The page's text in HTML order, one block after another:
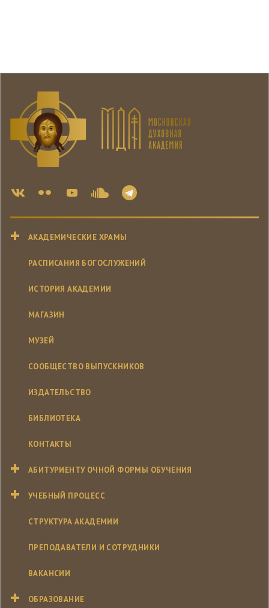
АКАДЕМИЧЕСКИЕ ХРАМЫ
РАСПИСАНИЯ БОГОСЛУЖЕНИЙ
ИСТОРИЯ АКАДЕМИИ
МАГАЗИН
МУЗЕЙ
СООБЩЕСТВО ВЫПУСКНИКОВ
ИЗДАТЕЛЬСТВО
БИБЛИОТЕКА
КОНТАКТЫ
АБИТУРИЕНТУ ОЧНОЙ ФОРМЫ ОБУЧЕНИЯ
УЧЕБНЫЙ ПРОЦЕСС
СТРУКТУРА АКАДЕМИИ
ПРЕПОДАВАТЕЛИ И СОТРУДНИКИ
ВАКАНСИИ
ОБРАЗОВАНИЕ